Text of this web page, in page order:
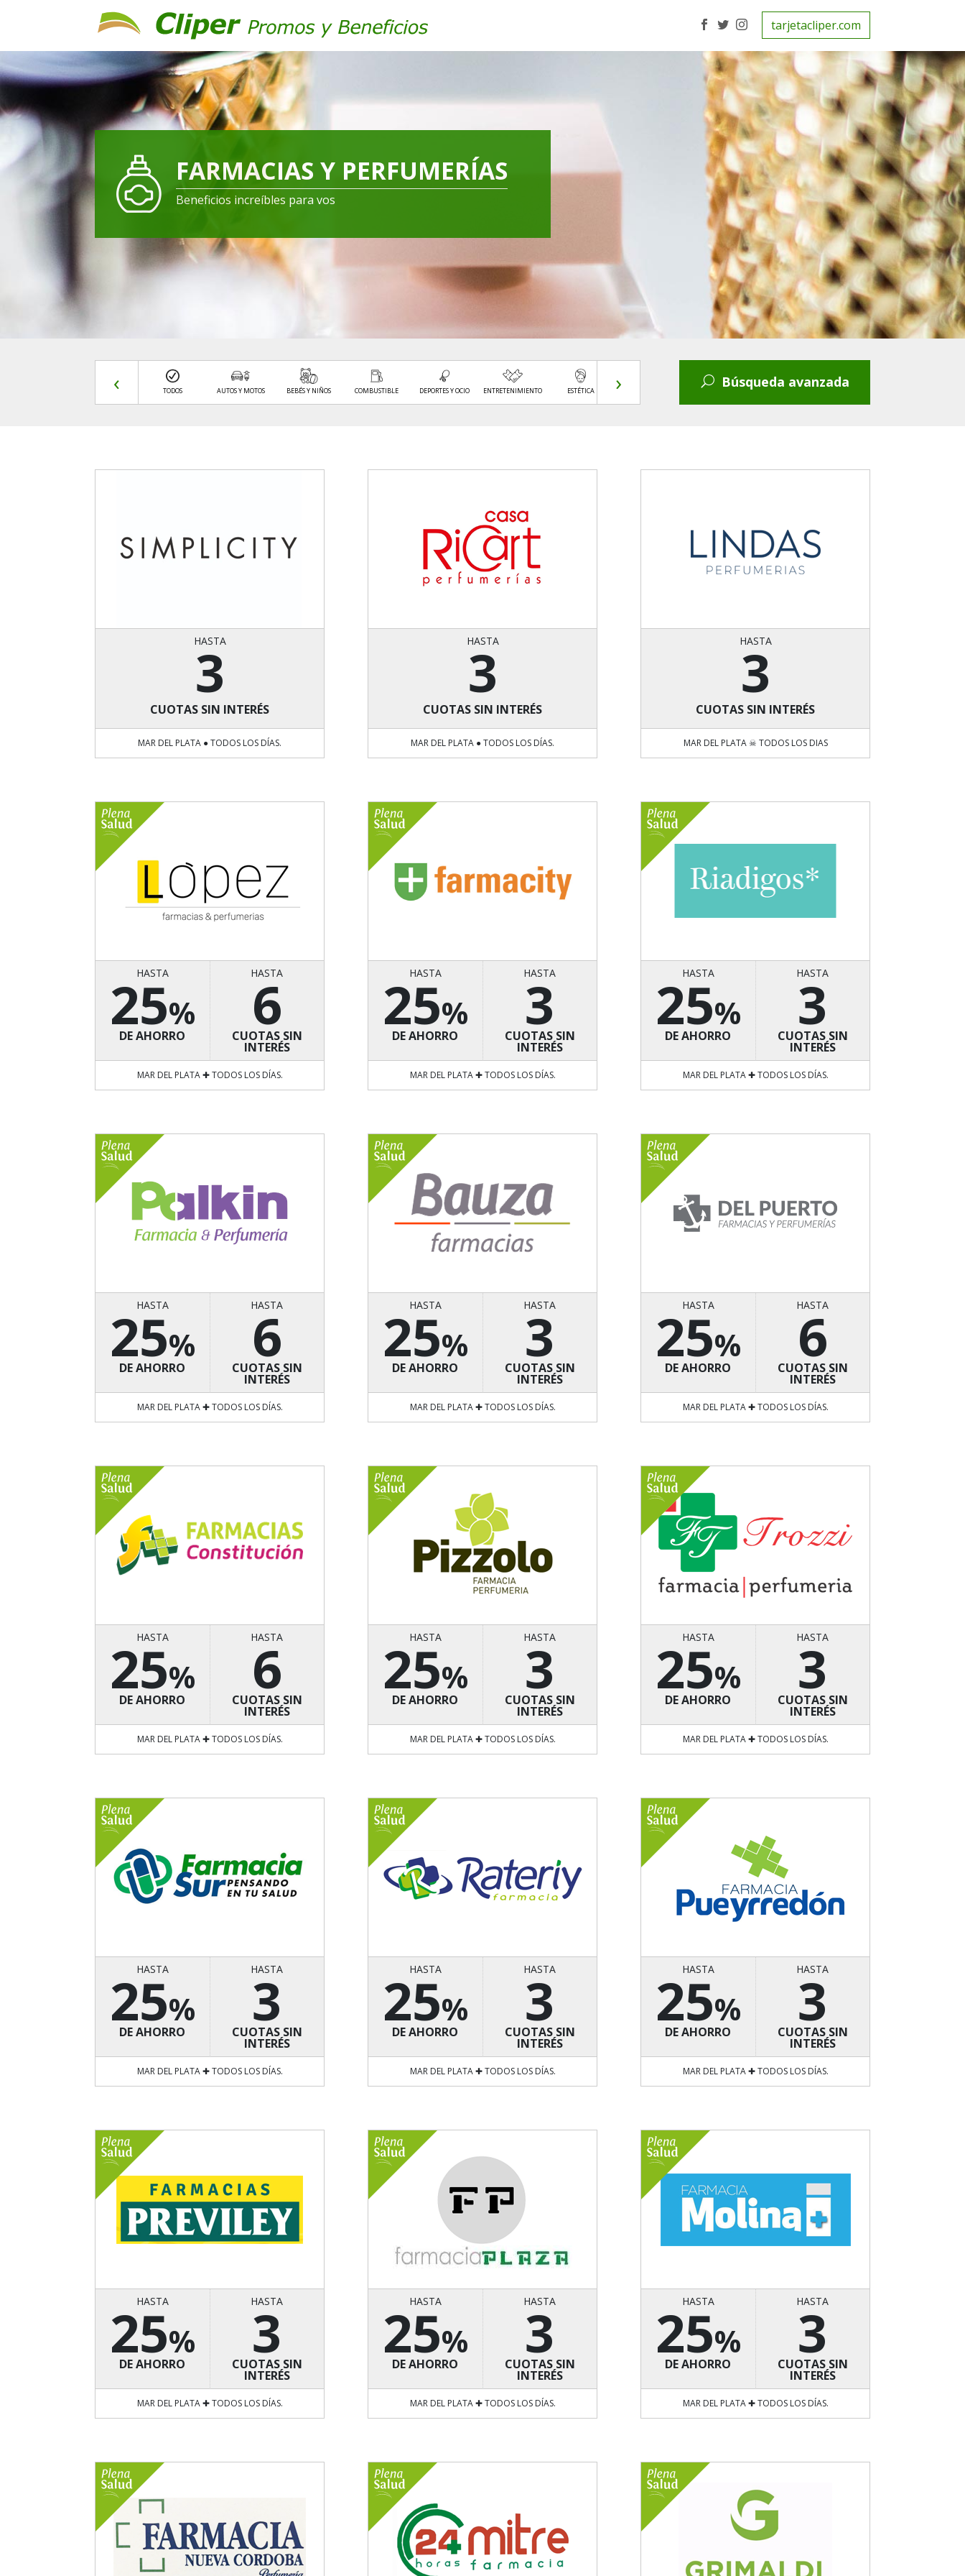
tarjetacliper.com
FARMACIAS Y PERFUMERÍAS
Beneficios increíbles para vos
VIAJES Y TURISMO TODOS AUTOS Y MOTOS BEBÉS Y NIÑOS COMBUSTIBLE DEPORTES Y OCIO ENTRETENIMIENTO ESTÉTICA GASTRONOMÍA HOGAR DECO Y JARDÍN
‹ › Búsqueda avanzada
HASTA
3
CUOTAS SIN INTERÉS
MAR DEL PLATA ● TODOS LOS DÍAS.
HASTA
3
CUOTAS SIN INTERÉS
MAR DEL PLATA ● TODOS LOS DÍAS.
HASTA
3
CUOTAS SIN INTERÉS
MAR DEL PLATA ☠ TODOS LOS DIAS
HASTA
25%
DE AHORRO
HASTA
6
CUOTAS SIN
INTERÉS
MAR DEL PLATA ✚ TODOS LOS DÍAS.
HASTA
25%
DE AHORRO
HASTA
3
CUOTAS SIN
INTERÉS
MAR DEL PLATA ✚ TODOS LOS DÍAS.
HASTA
25%
DE AHORRO
HASTA
3
CUOTAS SIN
INTERÉS
MAR DEL PLATA ✚ TODOS LOS DÍAS.
HASTA
25%
DE AHORRO
HASTA
6
CUOTAS SIN
INTERÉS
MAR DEL PLATA ✚ TODOS LOS DÍAS.
HASTA
25%
DE AHORRO
HASTA
3
CUOTAS SIN
INTERÉS
MAR DEL PLATA ✚ TODOS LOS DÍAS.
HASTA
25%
DE AHORRO
HASTA
6
CUOTAS SIN
INTERÉS
MAR DEL PLATA ✚ TODOS LOS DÍAS.
HASTA
25%
DE AHORRO
HASTA
6
CUOTAS SIN
INTERÉS
MAR DEL PLATA ✚ TODOS LOS DÍAS.
HASTA
25%
DE AHORRO
HASTA
3
CUOTAS SIN
INTERÉS
MAR DEL PLATA ✚ TODOS LOS DÍAS.
HASTA
25%
DE AHORRO
HASTA
3
CUOTAS SIN
INTERÉS
MAR DEL PLATA ✚ TODOS LOS DÍAS.
HASTA
25%
DE AHORRO
HASTA
3
CUOTAS SIN
INTERÉS
MAR DEL PLATA ✚ TODOS LOS DÍAS.
HASTA
25%
DE AHORRO
HASTA
3
CUOTAS SIN
INTERÉS
MAR DEL PLATA ✚ TODOS LOS DÍAS.
HASTA
25%
DE AHORRO
HASTA
3
CUOTAS SIN
INTERÉS
MAR DEL PLATA ✚ TODOS LOS DÍAS.
HASTA
25%
DE AHORRO
HASTA
3
CUOTAS SIN
INTERÉS
MAR DEL PLATA ✚ TODOS LOS DÍAS.
HASTA
25%
DE AHORRO
HASTA
3
CUOTAS SIN
INTERÉS
MAR DEL PLATA ✚ TODOS LOS DÍAS.
HASTA
25%
DE AHORRO
HASTA
3
CUOTAS SIN
INTERÉS
MAR DEL PLATA ✚ TODOS LOS DÍAS.